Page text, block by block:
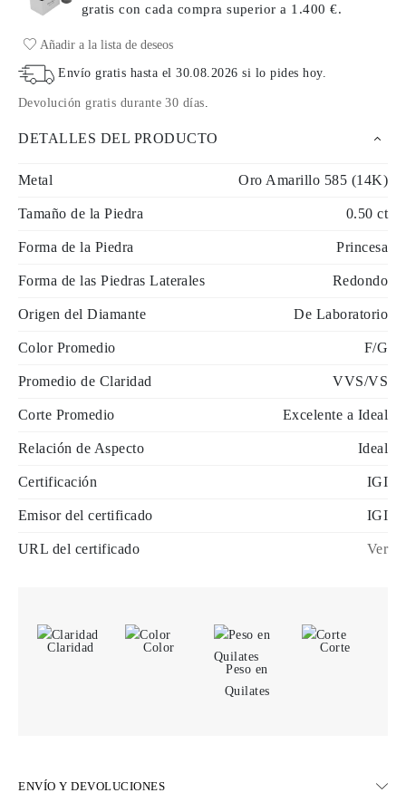
gratis con cada comprasuperior a 1.400 €.
Añadir a la lista de deseos
Envío gratis hasta el30.08.2026 si lo pides hoy.
Devolución gratis durante 30 días
DETALLES DEL PRODUCTO
Metal Oro Amarillo 585 (14K)
Tamaño de la Piedra 0.50 ct
Forma de la Piedra Princesa
Forma de las Piedras Laterales Redondo
Origen del Diamante De Laboratorio
Color Promedio F/G
Promedio de Claridad VVS/VS
Corte Promedio Excelente a Ideal
Relación de Aspecto Ideal
Certificación IGI
Emisor del certificado IGI
URL del certificado Ver
Claridad
Color
Peso en
Quilates
Corte
ENVÍO Y DEVOLUCIONES